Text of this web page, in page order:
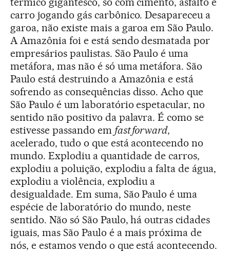
carro jogando gás carbônico. Desapareceu a
garoa, não existe mais a garoa em São Paulo.
A Amazônia foi e está sendo desmatada por
empresários paulistas. São Paulo é uma
metáfora, mas não é só uma metáfora. São
Paulo está destruindo a Amazônia e está
sofrendo as consequências disso. Acho que
São Paulo é um laboratório espetacular, no
sentido não positivo da palavra. É como se
estivesse passando em fast forward,
acelerado, tudo o que está acontecendo no
mundo. Explodiu a quantidade de carros,
explodiu a poluição, explodiu a falta de água,
explodiu a violência, explodiu a
desigualdade. Em suma, São Paulo é uma
espécie de laboratório do mundo, neste
sentido. Não só São Paulo, há outras cidades
iguais, mas São Paulo é a mais próxima de
nós, e estamos vendo o que está acontecendo.